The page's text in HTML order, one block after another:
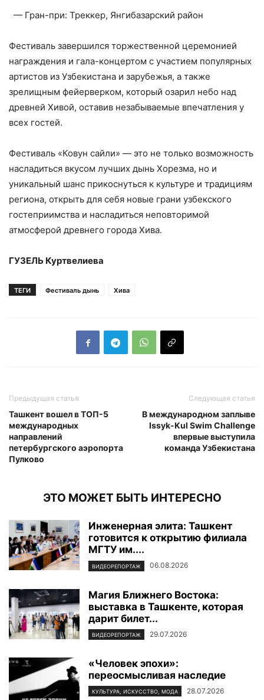
— Гран-при: Треккер, Янгибазарский район
Фестиваль завершился торжественной церемонией
награждения и гала-концертом с участием популярных
артистов из Узбекистана и зарубежья, а также
зрелищным фейерверком, который озарил небо над
древней Хивой, оставив незабываемые впечатления у
всех гостей.
Фестиваль «Ковун сайли» — это не только возможность
насладиться вкусом лучших дынь Хорезма, но и
уникальный шанс прикоснуться к культуре и традициям
региона, открыть для себя новые грани узбекского
гостеприимства и насладиться неповторимой
атмосферой древнего города Хива.
ГУЗЕЛЬ Куртвелиева
ТЕГИ Фестиваль дынь Хива
Предыдущая статья
Ташкент вошел в ТОП-5
международных
направлений
петербургского аэропорта
Пулково
Следующая статья
В международном заплыве
Issyk-Kul Swim Challenge
впервые выступила
команда Узбекистана
ЭТО МОЖЕТ БЫТЬ ИНТЕРЕСНО
Инженерная элита: Ташкент
готовится к открытию филиала
МГТУ им....
ВИДЕОРЕПОРТАЖ 06.08.2026
Магия Ближнего Востока:
выставка в Ташкенте, которая
дарит билет...
ВИДЕОРЕПОРТАЖ 29.07.2026
«Человек эпохи»:
переосмысливая наследие
КУЛЬТУРА, ИСКУССТВО, МОДА 28.07.2026